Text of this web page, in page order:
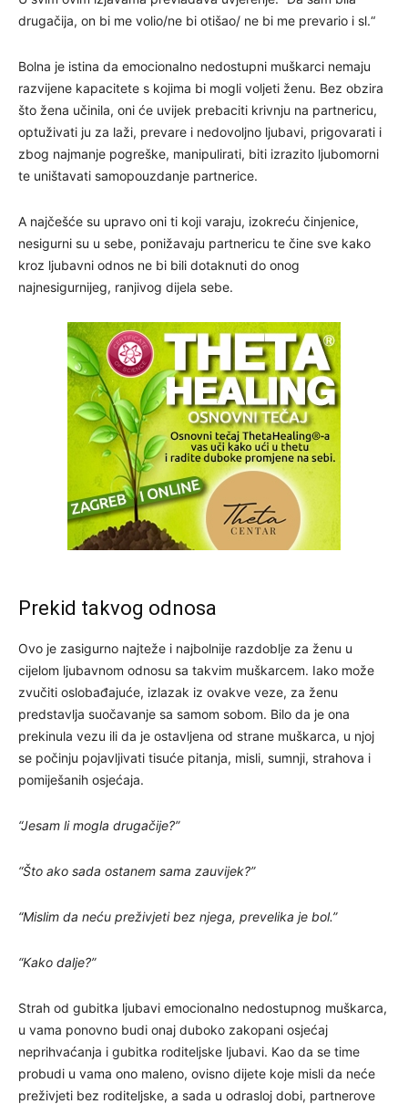
drugačija, on bi me volio/ne bi otišao/ ne bi me prevario i sl.“
Bolna je istina da emocionalno nedostupni muškarci nemaju
razvijene kapacitete s kojima bi mogli voljeti ženu. Bez obzira
što žena učinila, oni će uvijek prebaciti krivnju na partnericu,
optuživati ju za laži, prevare i nedovoljno ljubavi, prigovarati i
zbog najmanje pogreške, manipulirati, biti izrazito ljubomorni
te uništavati samopouzdanje partnerice.
A najčešće su upravo oni ti koji varaju, izokreću činjenice,
nesigurni su u sebe, ponižavaju partnericu te čine sve kako
kroz ljubavni odnos ne bi bili dotaknuti do onog
najnesigurnijeg, ranjivog dijela sebe.
Prekid takvog odnosa
Ovo je zasigurno najteže i najbolnije razdoblje za ženu u
cijelom ljubavnom odnosu sa takvim muškarcem. Iako može
zvučiti oslobađajuće, izlazak iz ovakve veze, za ženu
predstavlja suočavanje sa samom sobom. Bilo da je ona
prekinula vezu ili da je ostavljena od strane muškarca, u njoj
se počinju pojavljivati tisuće pitanja, misli, sumnji, strahova i
pomiješanih osjećaja.
“Jesam li mogla drugačije?”
“Što ako sada ostanem sama zauvijek?”
“Mislim da neću preživjeti bez njega, prevelika je bol.”
“Kako dalje?”
Strah od gubitka ljubavi emocionalno nedostupnog muškarca,
u vama ponovno budi onaj duboko zakopani osjećaj
neprihvaćanja i gubitka roditeljske ljubavi. Kao da se time
probudi u vama ono maleno, ovisno dijete koje misli da neće
preživjeti bez roditeljske, a sada u odrasloj dobi, partnerove